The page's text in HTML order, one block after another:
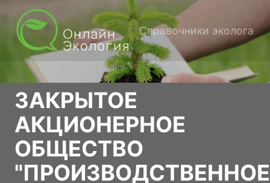
Справочники эколога
ЗАКРЫТОЕ
АКЦИОНЕРНОЕ
ОБЩЕСТВО
"ПРОИЗВОДСТВЕННОЕ